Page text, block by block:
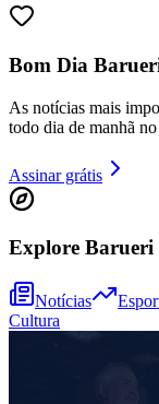
Bom Dia
As notícias mais
todo dia de manhã
Assinar grátis
Explore Barueri
Notícias
Cultura